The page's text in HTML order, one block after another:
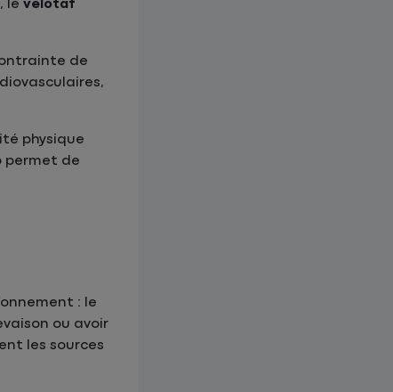
le vélotaf
de
physique
permet de
: le
ou avoir
les sources